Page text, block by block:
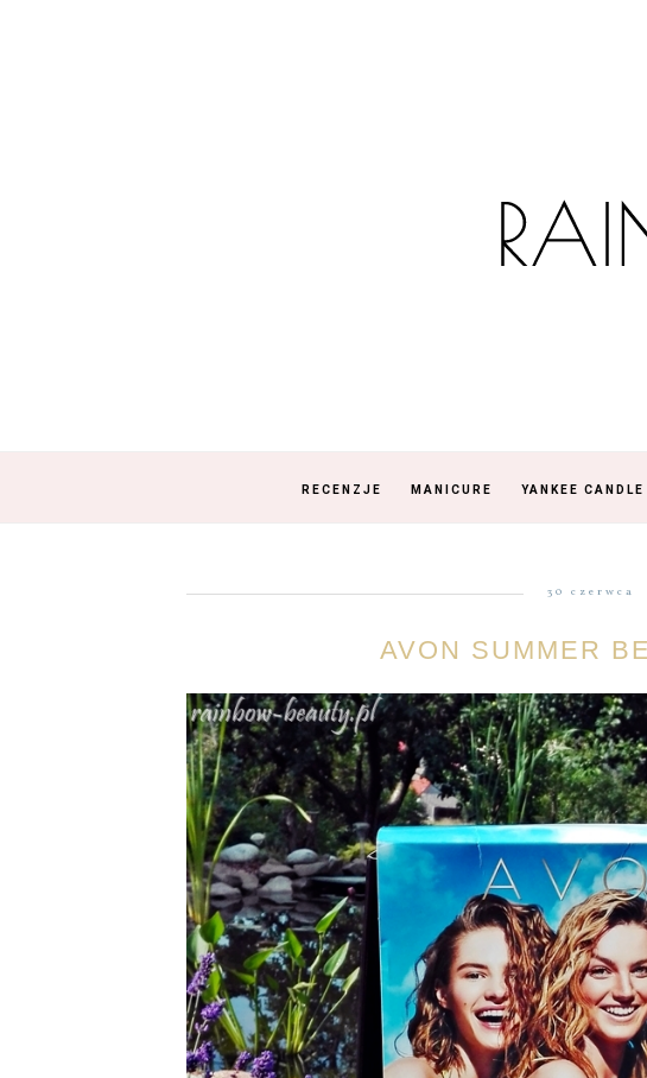
RECENZJE MANICURE YANKEE CANDLE
30 czerwca
AVON SUMMER